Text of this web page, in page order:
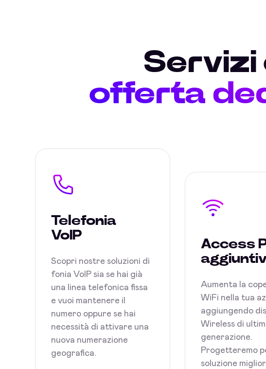
Servizi
offerta
Telefonia
VoIP
Scopri nostre soluzioni di
fonia VoIP sia se hai già
una linea telefonica fissa
e vuoi mantenere il
numero oppure se hai
necessità di attivare una
nuova numerazione
geografica.
Access
Aumenta la
WiFi nella tua
aggiungendo
Wireless di
generazione.
Progetteremo
soluzione